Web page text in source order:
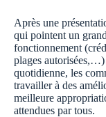
Après une
qui pointent un
fonctionnement
plages autorisées,…)
quotidienne, les
travailler à des
meilleure
attendues par tous.